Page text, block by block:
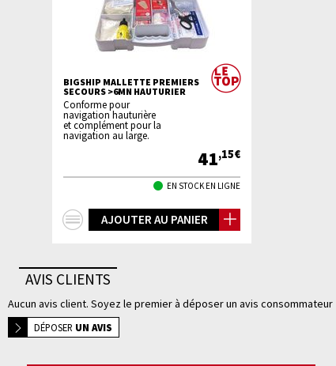
BIGSHIP MALLETTE PREMIERS
SECOURS >6MN HAUTURIER
Conforme pour
navigation hauturière
et complément pour la
navigation au large.
41,15€
EN STOCK EN LIGNE
AJOUTER AU PANIER
AVIS CLIENTS
Aucun avis client. Soyez le premier à déposer un avis consommateur
DÉPOSER UN AVIS